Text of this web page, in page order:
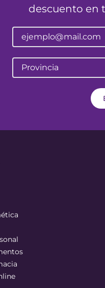
descuento en
Provincia